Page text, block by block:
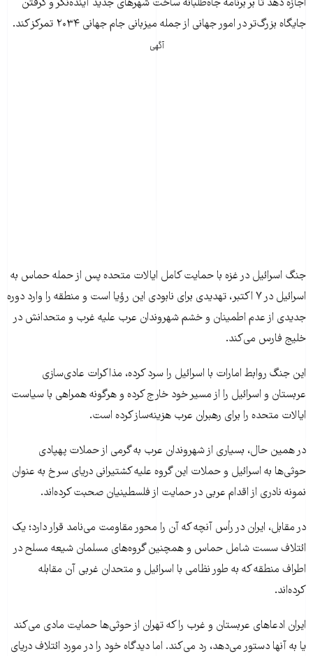
اجازه دهد تا بر برنامه جاه‌طلبانه ساخت شهرهای جدید آینده‌نگر و گرفتن
جایگاه بزرگ‌تر در امور جهانی از جمله میزبانی جام جهانی ۲۰۳۴ تمرکز کند.
آگهی
جنگ اسرائیل در غزه با حمایت کامل ایالات متحده پس از حمله حماس به
اسرائیل در ۷ اکتبر، تهدیدی برای نابودی این رؤیا است و منطقه را وارد دوره
جدیدی از عدم اطمینان و خشم شهروندان عرب علیه غرب و متحدانش در
خلیج فارس می‌کند.
این جنگ روابط امارات با اسرائیل را سرد کرده، مذاکرات عادی‌سازی
عربستان و اسرائیل را از مسیر خود خارج کرده و هرگونه همراهی با سیاست
ایالات متحده را برای رهبران عرب هزینه‌ساز کرده است.
در همین حال، بسیاری از شهروندان عرب به گرمی از حملات پهپادی
حوثی‌ها به اسرائیل و حملات این گروه علیه کشتیرانی دریای سرخ به عنوان
نمونه نادری از اقدام عربی در حمایت از فلسطینیان صحبت کرده‌اند.
در مقابل، ایران در رأس آنچه که آن را محور مقاومت می‌نامد قرار دارد؛ یک
ائتلاف سست شامل حماس و همچنین گروه‌های مسلمان شیعه مسلح در
اطراف منطقه که به طور نظامی با اسرائیل و متحدان غربی آن مقابله
کرده‌اند.
ایران ادعاهای عربستان و غرب را که تهران از حوثی‌ها حمایت مادی می‌کند
یا به آنها دستور می‌دهد، رد می‌کند. اما دیدگاه خود را در مورد ائتلاف دریای